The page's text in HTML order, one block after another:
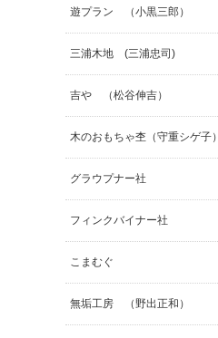
遊プラン （小黒三郎）
三浦木地 (三浦忠司)
吉や （松谷伸吉）
木のおもちゃ杢（守重シゲ子）
グラウプナー社
フィンクバイナー社
こまむぐ
無垢工房 （野出正和）